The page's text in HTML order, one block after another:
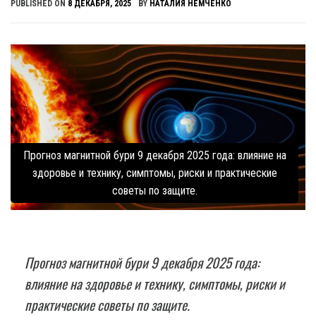
PUBLISHED ON 8 ДЕКАБРЯ, 2025 BY НАТАЛИЯ НЕМЧЕНКО
Прогноз магнитной бури 9 декабря 2025 года: влияние на
здоровье и технику, симптомы, риски и практические
советы по защите.
Прогноз магнитной бури 9 декабря 2025 года:
влияние на здоровье и технику, симптомы, риски и
практические советы по защите.